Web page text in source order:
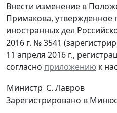
Внести изменение в
Примакова, утвержденное
иностранных дел
2016 г. № 3541
11 апреля 2016 г.,
согласно приложению к
Министр С. Лавров
Зарегистрировано в